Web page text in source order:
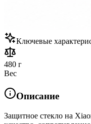
Ключевые
480 г
Вес
Описание
Защитное стекло на